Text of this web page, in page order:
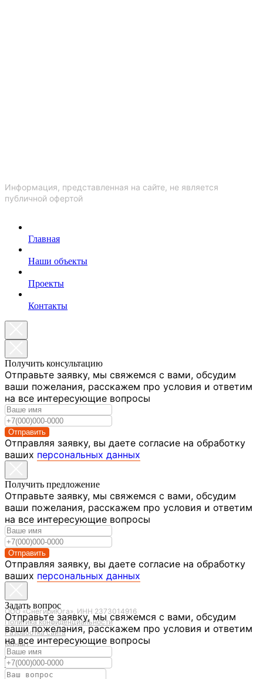
ООО «СнегириЮга», ИНН 2373014916
Политика конфиденциальности
Разработка сайта
Меню
Построили Снегири
Готовые проекты
Продукция из дерева
Информация, представленная на сайте, не является
публичной офертой
Главная
Наши объекты
Проекты
Контакты
Получить консультацию
Отправьте заявку, мы свяжемся с вами, обсудим
ваши пожелания, расскажем про условия и ответим
на все интересующие вопросы
Отправить
Отправляя заявку, вы даете согласие на обработку
ваших персональных данных
Получить предложение
Отправьте заявку, мы свяжемся с вами, обсудим
ваши пожелания, расскажем про условия и ответим
на все интересующие вопросы
Отправить
Отправляя заявку, вы даете согласие на обработку
ваших персональных данных
Задать вопрос
Отправьте заявку, мы свяжемся с вами, обсудим
ваши пожелания, расскажем про условия и ответим
на все интересующие вопросы